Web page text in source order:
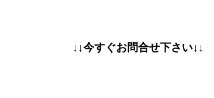
↓↓今すぐお問合せ下さい↓↓